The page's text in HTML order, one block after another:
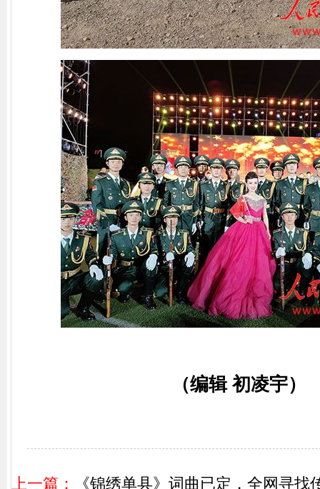
（编辑 初凌宇）
上一篇：
《锦绣单县》词曲已定，全网寻找